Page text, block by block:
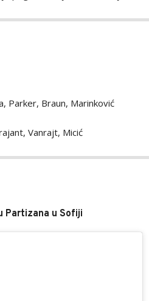
Parker, Braun, Marinković
Vanrajt, Micić
Partizana u Sofiji